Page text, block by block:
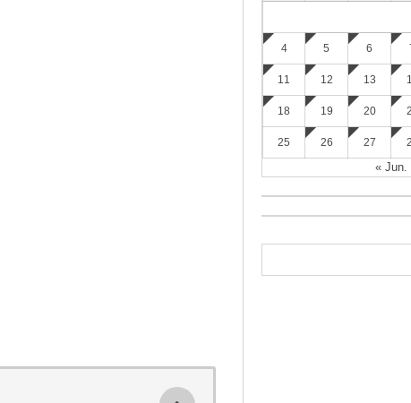
4 5 6
11 12 13
18 19 20
25 26 27
« Jun.